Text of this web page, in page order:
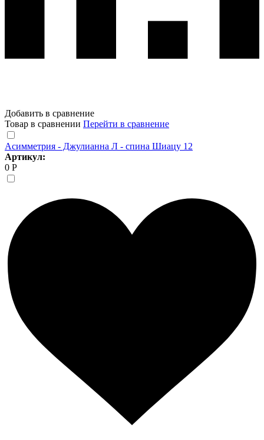
Добавить в сравнение
Товар в сравнении Перейти в сравнение
Асимметрия - Джулианна Л - спина Шиацу 12
Артикул:
0 Р